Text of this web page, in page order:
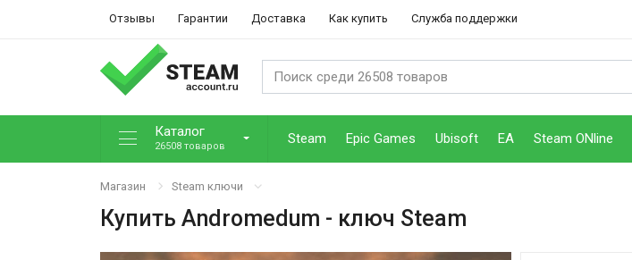
Отзывы Гарантии Доставка Как купить Служба поддержки
Каталог
26508 товаров Steam Epic Games Ubisoft EA Steam ONline
Магазин Steam ключи
Купить Andromedum - ключ Steam